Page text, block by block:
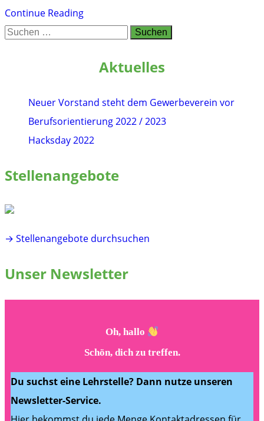
Continue ReadingNeues
Arbeitskreis
Berufsmesse
2022
Suchen
Aktuelles
Neuer Vorstand steht dem Gewerbeverein vor
Berufsorientierung 2022 / 2023
Hacksday 2022
Stellenangebote
→ Stellenangebote durchsuchen
Unser Newsletter
Oh, hallo
Schön, dich zu treffen.
Du suchst eine Lehrstelle? Dann nutze unseren
Newsletter-Service.